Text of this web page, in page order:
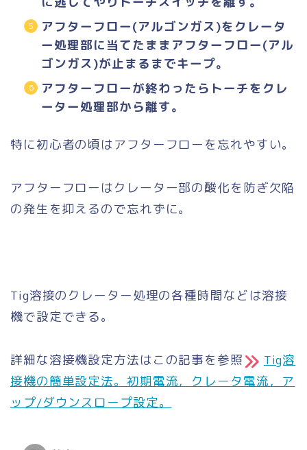
アフターフロー(アルゴンガス)をクレータ
ー処理部に当てたままアフターフロー(アル
ゴンガス)が止まるまでキープ。
アフターフローが終わったらトーチをクレ
ーター処理部から離す。
特に初心者の頃はアフターフローを忘れやすい。
アフターフローはクレーター部の酸化を防ぎ欠陥
の発生を抑えるので忘れずに。
Tig溶接のクレーター処理の各種時間などは溶接
機で設定できる。
詳細な溶接機設定方法はこの記事を参照
Tig溶
接機の簡単設定法。初期電流，クレータ電流，ア
ップ/ダウンスロープ設定。